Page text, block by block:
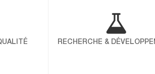
RECHERCHE &